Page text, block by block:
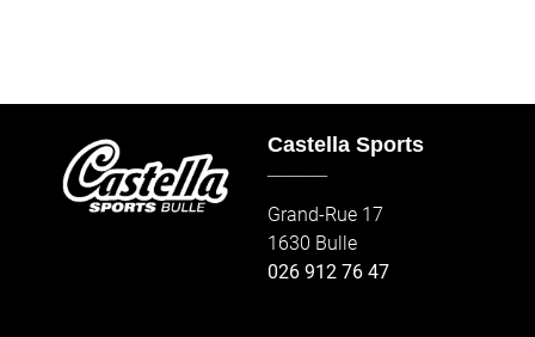
Castella Sports
Grand-Rue 17
1630 Bulle
026 912 76 47